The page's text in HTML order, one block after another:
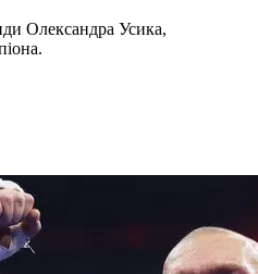
Олександра Усика,